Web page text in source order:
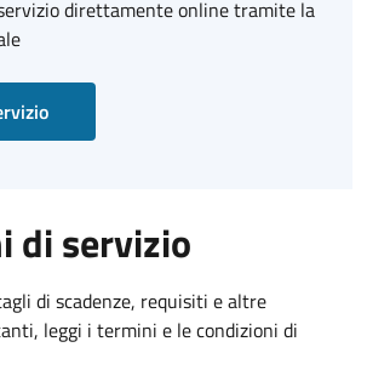
direttamente online tramite la
di servizio
di scadenze, requisiti e altre
leggi i termini e le condizioni di